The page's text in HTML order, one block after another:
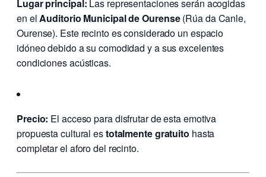
Lugar principal: Las representaciones serán acogidas
en elAuditorio Municipal de Ourense(Rúa da Canle,
Ourense). Este recinto es considerado un espacio
idóneo debido a su comodidad y a sus excelentes
condiciones acústicas.
Precio: El acceso para disfrutar de esta emotiva
propuesta cultural estotalmente gratuito hasta
completar el aforo del recinto.